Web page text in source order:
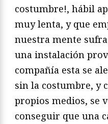
costumbre!, hábil
muy lenta, y que
nuestra mente
una instalación
compañía esta se
sin la costumbre, y
propios medios, se
conseguir que una